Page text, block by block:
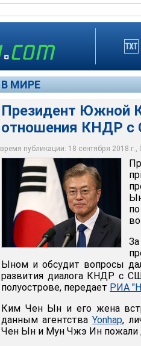
В МИРЕ
Президент Южной
отношения КНДР
время публикации: 18 сентября 2018
Президент Южной Кореи
Пхеньян на встречу с
Это третья встреча
после Второй мировой войны
Korean Culture and
Ыном и обсудит вопросы
развития диалога КНДР с
полуострове, передает РИА
Ким Чен Ын и его жена
данным агентстваYonhap,
Чен Ын и Мун Чжэ Ин пожали